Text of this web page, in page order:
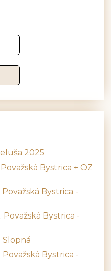
2025
Bystrica + OZ
Bystrica -
Považská Bystrica -
Slopná
Bystrica -